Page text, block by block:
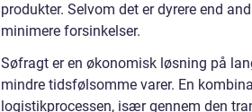
produkter. Selvom det er dyrere end
minimere forsinkelser.
Søfragt er en økonomisk løsning på
mindre tidsfølsomme varer. En
logistikprocessen, især gennem den